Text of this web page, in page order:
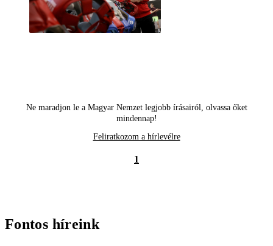
Ne maradjon le a Magyar Nemzet legjobb írásairól, olvassa őket
mindennap!
Feliratkozom a hírlevélre
1
Fontos híreink